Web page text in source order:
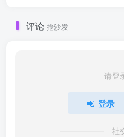
评论 抢沙发
请登
登录
社